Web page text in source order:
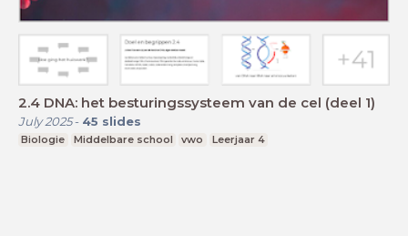
2.4 DNA: het besturingssysteem van de cel (deel 1)
July 2025- 45 slides
Biologie Middelbare school vwo Leerjaar 4